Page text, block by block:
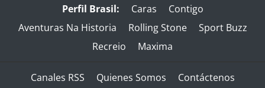
Perfil Brasil: Caras
Contigo
Aventuras Na Historia
Rolling Stone
Sport Buzz
Recreio
Maxima
Canales RSS Quienes Somos Contáctenos